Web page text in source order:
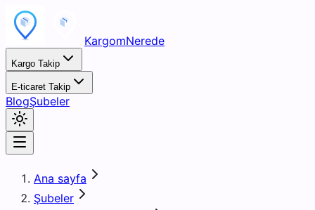
KargomNerede
Kargo Takip
E-ticaret Takip
BlogŞubeler
Ana sayfa
Şubeler